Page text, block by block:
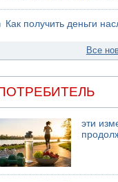
Как получить деньги
Все
эти